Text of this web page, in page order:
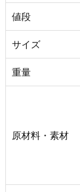
値段
サイズ
重量
原材料・素材